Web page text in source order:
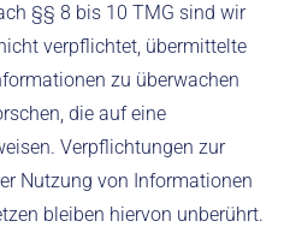
§§ 8 bis 10 TMG sind wir
verpflichtet, übermittelte
zu überwachen
die auf eine
Verpflichtungen zur
Nutzung von Informationen
bleiben hiervon unberührt.